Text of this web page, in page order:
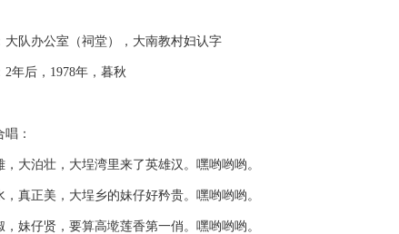
办公室（祠堂），大南教村妇认字
后，1978年，暮秋
：
泊壮，大埕湾里来了英雄汉。嘿哟哟哟。
正美，大埕乡的妹仔好矜贵。嘿哟哟哟。
仔贤，要算高墘莲香第一俏。嘿哟哟哟。